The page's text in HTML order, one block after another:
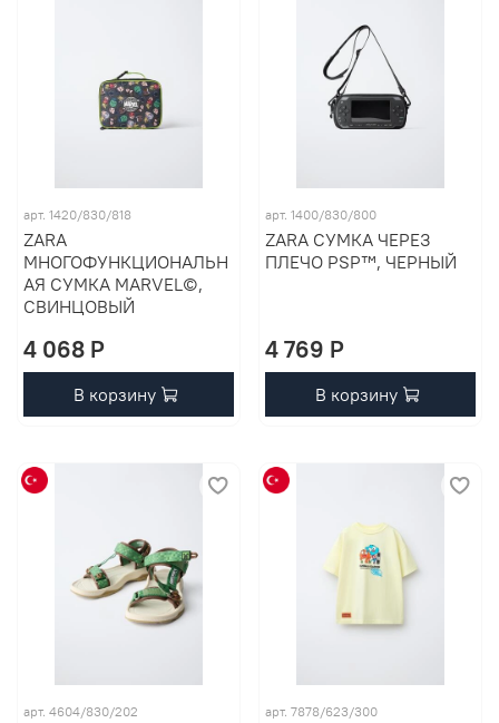
арт. 1420/830/818
ZARA
МНОГОФУНКЦИОНАЛЬН
АЯ СУМКА MARVEL©,
СВИНЦОВЫЙ
4 068 P
В корзину
арт. 1400/830/800
ZARA СУМКА ЧЕРЕЗ
ПЛЕЧО PSP™, ЧЕРНЫЙ
4 769 P
В корзину
арт. 4604/830/202 арт. 7878/623/300